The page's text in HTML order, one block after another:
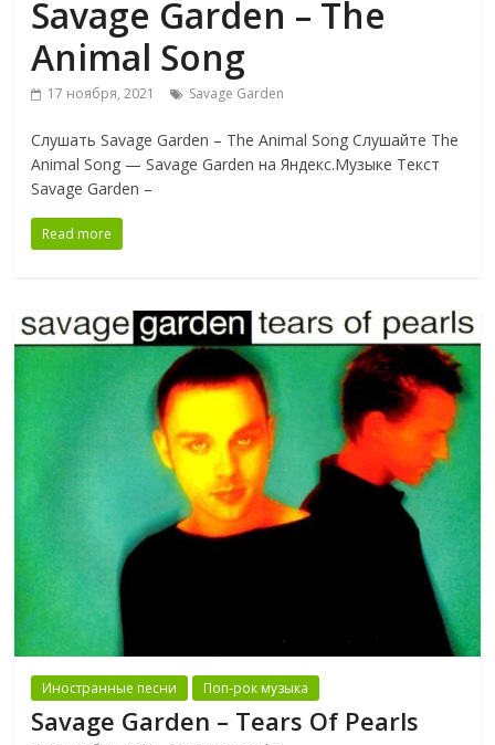
Savage Garden ‎– The
Animal Song
17 ноября, 2021 Savage Garden
Слушать Savage Garden ‎– The Animal Song Слушайте The
Animal Song — Savage Garden на Яндекс.Музыке Текст
Savage Garden ‎–
Read more
Иностранные песни Поп-рок музыка
Savage Garden ‎– Tears Of Pearls